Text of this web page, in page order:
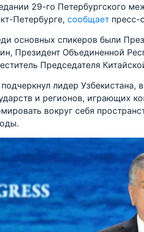
29-го Петербургского
Петербурге, сообщает пресс-
основных спикеров были
Президент Объединенной
Председателя
подчеркнул лидер Узбекистана,
и регионов, играющих
вокруг себя